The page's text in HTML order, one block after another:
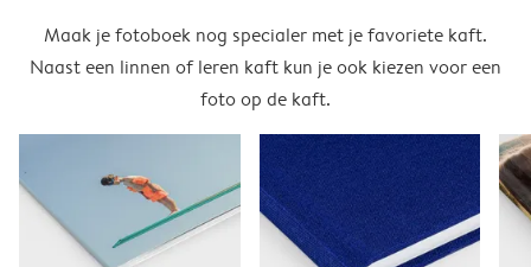
Maak je fotoboek nog specialer met je favoriete kaft.
Naast een linnen of leren kaft kun je ook kiezen voor een
foto op de kaft.